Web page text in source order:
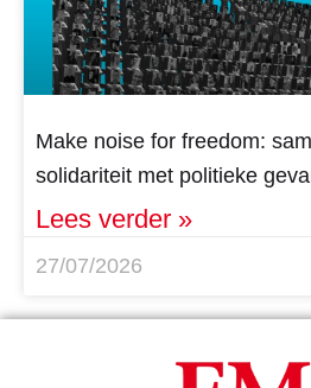
Make noise for freedom:
solidariteit met politieke
Lees verder »
27/07/2026